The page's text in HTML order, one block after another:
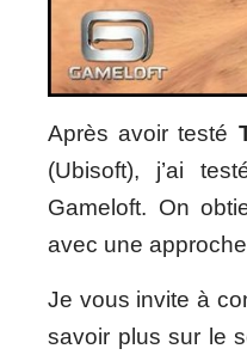
Après avoir testé
(Ubisoft), j’ai
Gameloft. On
avec une
Je vous invite à
savoir plus sur le